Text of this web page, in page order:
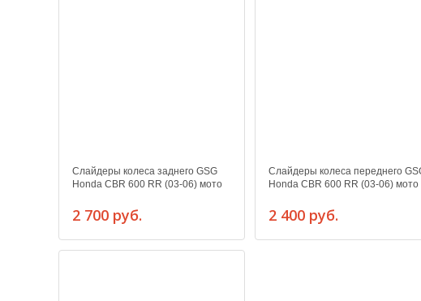
Слайдеры колеса заднего GSG
Honda CBR 600 RR (03-06) мото
2 700 руб.
Слайдеры колеса переднего
Honda CBR 600 RR (03-06) мото
2 400 руб.